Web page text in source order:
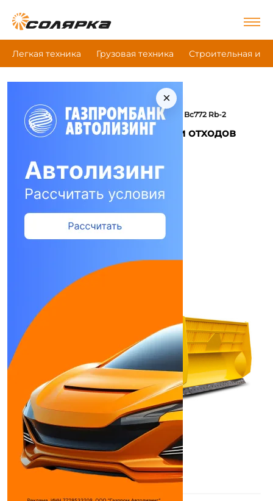
Легкая техника Грузовая техника Строительная и
×
Главная
Компакторы, уплотнители отходов | Bomag Bс772 Rb-2
Компакторы, уплотнители отходов
Сравнить